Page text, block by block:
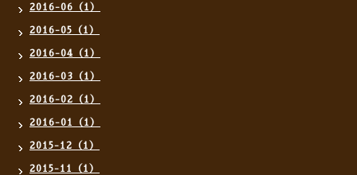
2016-06（1）
2016-05（1）
2016-04（1）
2016-03（1）
2016-02（1）
2016-01（1）
2015-12（1）
2015-11（1）